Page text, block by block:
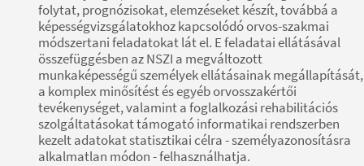
folytat, prognózisokat, elemzéseket készít, továbbá a
képességvizsgálatokhoz kapcsolódó orvos-szakmai
módszertani feladatokat lát el. E feladatai ellátásával
összefüggésben az NSZI a megváltozott
munkaképességű személyek ellátásainak megállapítását,
a komplex minősítést és egyéb orvosszakértői
tevékenységet, valamint a foglalkozási rehabilitációs
szolgáltatásokat támogató informatikai rendszerben
kezelt adatokat statisztikai célra - személyazonosításra
alkalmatlan módon - felhasználhatja.